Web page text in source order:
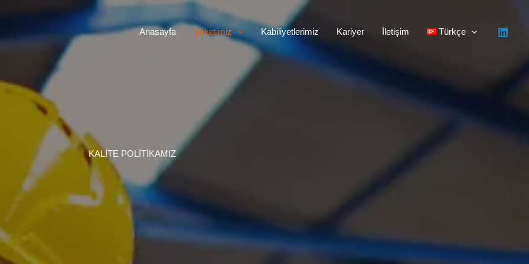
Anasayfa
Şirketimiz Kabiliyetlerimiz Kariyer İletişim Türkçe
KALİTE POLİTİKAMIZ